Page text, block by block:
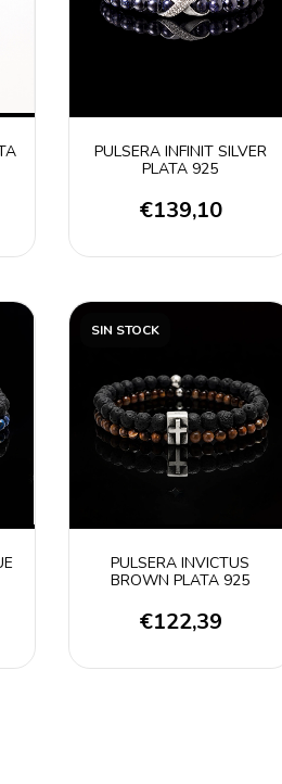
PULSERA INFINIT SILVER
PLATA 925
€139,10
SIN STOCK
PULSERA INVICTUS
BROWN PLATA 925
€122,39